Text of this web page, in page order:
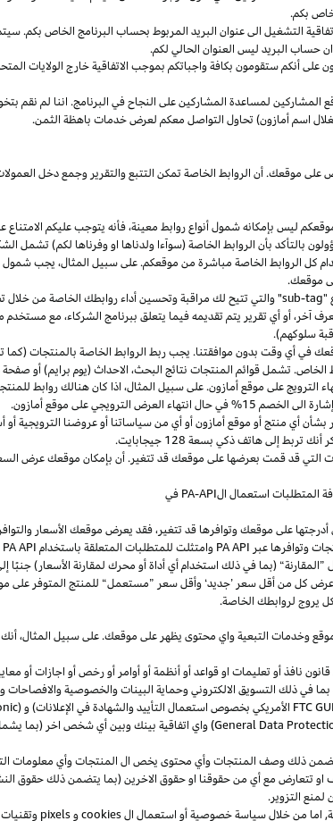
بكم.
التشغيل الى عنوان البريد المربوط بحساب البرنامج الخاص بكم. سيتم
حساب البريد ليس العنوان الحالي لكم.
على أنكم ستقومون بكافة واجباتكم بموجب الاتفاقيةخارجالولايات
المشاركين لمساعدة المشاركين على النجاح في البرنامج. اننا لم نقم
اسم أمازون) تحاول التواصل معكم لعرض خدمات باهظة الثمن.
على موقعك. أن الروابط الخاصة تمكن التتبع والتقرير وجمع دخل
ليس بإمكانه شمول أنواع روابط معينة،فأنه يتوجب عليكم
بالتأكد بأن الروابط الخاصة (سوآءا ولدناها او وفرناها لكم) تشمل
كل الروابط الخاصة مباشرة من موقعكم. على سبيل المثال،يجب شمول
موقعك.
"
sub-tag" والتي تتيح لك مراقبة وتحسين أداء روابطك الخاصة من
أو أي تقرير يتم تقديمه فيما يتعلق ببرنامج الشركاء، مع
سلوكهم).
في أي وقت بدون موافقتنا. يجب ربط الروابط الخاصة بالمنتجات
تشمل قوائم المنتجات نتائج البحث، الاحداث (يوم برايم) أو
الترويج على موقع أمازون. على سبيل المثال، اذا كان هنالك روابط
العرض الترويجي على موقع أمازون.
بشأنأي منتجأو موقعأمازونأوأي منسياساتناأوعروضنا الترويجيةأو
أنك تربطإلىهاتفذكي بسعة جيجابايت.
التي قد قمت بعرضها على موقعك قد تتغير. أن بإمكان موقعك عرض
المتطلبات استعمال ال PA-API
في
على موقعك وتوافرها قد تتغير، فقد يعرض موقعك الأسعار والتوافر
وتوافرها عبر
وامتثلت للمتطلبات المتعلقة باستخدام
”المقارنة“
(بمافيذلك استخدامأيأداةأو محرك لمقارنة الأسعار)جنبًا
عرض كل منأقلسعر ’جديد‘ وأقلسعر ”مستعمل“ للمنتج المتوفر على
يروج لروابطك الخاصة.
وخدمات التبعية واي محتوى يظهر على موقعك. على سبيل المثال،
نافذ أو تعليمات او قواعد أو أنظمة أو أوامر أو رخص أو اجازات أو
في ذلك التسويق الالكتروني وحماية البينات والخصوصيةوالافصاحات
FTC الأمريكي بخصوص استعمال التأييد والشهادة في الإعلانات) و (
General Data) واي اتفاقية بينك وبين أي شخص اخر
ذلك وصف المنتجات وأي محتوى يخص ال المنتجات وأي معلومات
مع أي من حقوقنا او حقوق الاخرين (بما يتضمن ذلك حقوق
لمنع التزوير.
اما من خلال سياسة خصوصية أو استعمال الcookiesوpixels و